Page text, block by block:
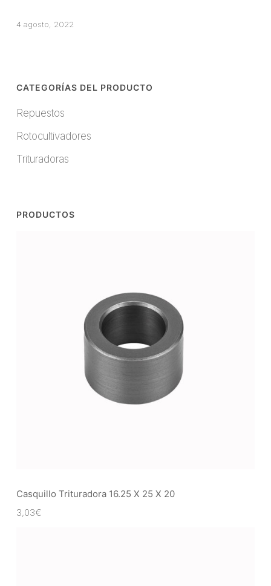
rentables
europeo
4 agosto, 2022
CATEGORÍAS DEL PRODUCTO
Repuestos
Rotocultivadores
Trituradoras
PRODUCTOS
Casquillo Trituradora 16.25 X 25 X 20
3,03€